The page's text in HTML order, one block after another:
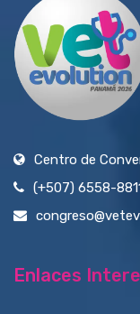
Centro de
(+507) 6558-
Enlaces